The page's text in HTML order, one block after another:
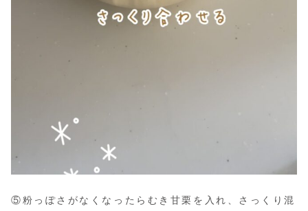
⑤粉っぽさがなくなったらむき甘栗を入れ、さっくり混